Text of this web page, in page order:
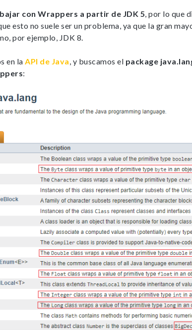
con Wrappers a partir de JDK 5, por lo que
esto no suele ser un problema, ya que la gran
por ejemplo, JDK 8.
en laAPI de Java, y buscamos el package
:
NID